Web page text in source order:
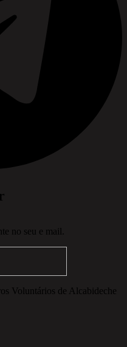
no seu e mail.
Voluntários de Alcabideche